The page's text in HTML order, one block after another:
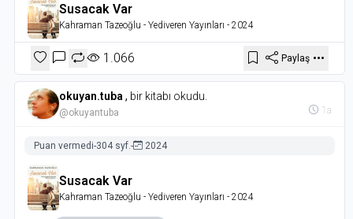
Susacak Var
Kahraman Tazeoğlu - Yediveren Yayınları - 2024
1.066 Paylaş
okuyan.tuba , bir kitabı okudu.
@okuyantuba 1a
Puan vermedi-304 syf.- 2024
Susacak Var
Kahraman Tazeoğlu - Yediveren Yayınları - 2024